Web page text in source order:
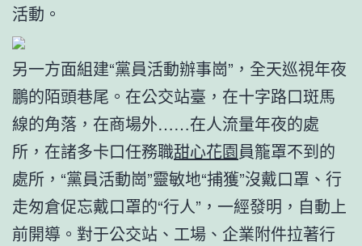
活動。
另一方面組建“黨員活動辦事崗”，全天巡視年夜
鵬的陌頭巷尾。在公交站臺，在十字路口斑馬
線的角落，在商場外……在人流量年夜的處
所，在諸多卡口任務職甜心花園員籠罩不到的
處所，“黨員活動崗”靈敏地“捕獲”沒戴口罩、行
走匆倉促忘戴口罩的“行人”，一經發明，自動上
前開導。對于公交站、工場、企業附件拉著行